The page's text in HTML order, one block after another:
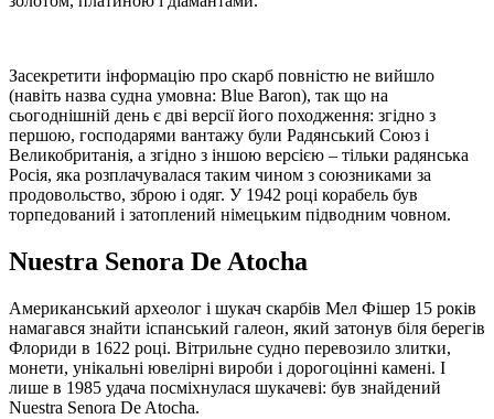
Засекретити інформацію про скарб повністю не вийшло
(навіть назва судна умовна: Blue Baron), так що на
сьогоднішній день є дві версії його походження: згідно з
першою, господарями вантажу були Радянський Союз і
Великобританія, а згідно з іншою версією – тільки радянська
Росія, яка розплачувалася таким чином з союзниками за
продовольство, зброю і одяг. У 1942 році корабель був
торпедований і затоплений німецьким підводним човном.
Nuestra Senora De Atocha
Американський археолог і шукач скарбів Мел Фішер 15 років
намагався знайти іспанський галеон, який затонув біля берегів
Флориди в 1622 році. Вітрильне судно перевозило злитки,
монети, унікальні ювелірні вироби і дорогоцінні камені. І
лише в 1985 удача посміхнулася шукачеві: був знайдений
Nuestra Senora De Atocha.